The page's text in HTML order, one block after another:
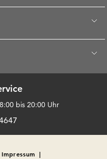
bis 20:00 Uhr
Impressum |